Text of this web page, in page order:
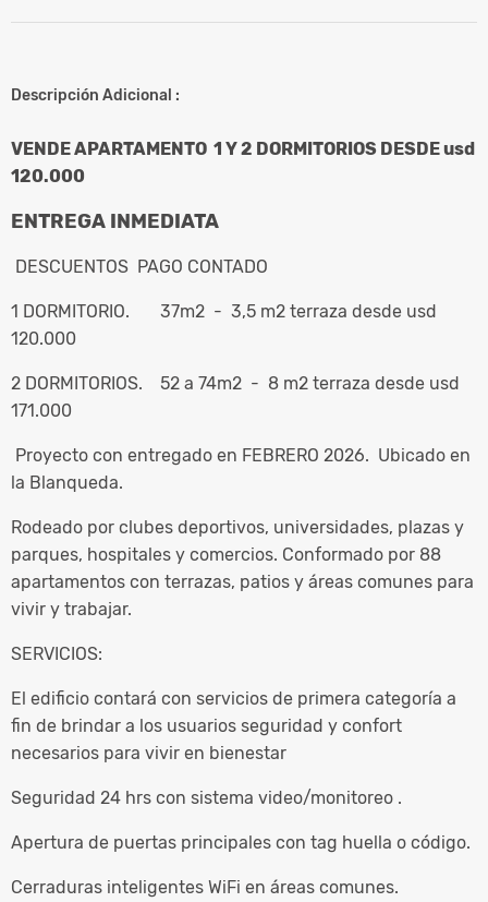
Descripción Adicional :
VENDE APARTAMENTO 1 Y 2 DORMITORIOS DESDE usd
120.000
ENTREGA INMEDIATA
DESCUENTOS PAGO CONTADO
1 DORMITORIO. 37m2 - 3,5 m2 terraza desde usd
120.000
2 DORMITORIOS. 52 a 74m2 - 8 m2 terraza desde usd
171.000
Proyecto con entregado en FEBRERO 2026. Ubicado en
la Blanqueda.
Rodeado por clubes deportivos, universidades, plazas y
parques, hospitales y comercios. Conformado por 88
apartamentos con terrazas, patios y áreas comunes para
vivir y trabajar.
SERVICIOS:
El edificio contará con servicios de primera categoría a
fin de brindar a los usuarios seguridad y confort
necesarios para vivir en bienestar
Seguridad 24 hrs con sistema video/monitoreo .
Apertura de puertas principales con tag huella o código.
Cerraduras inteligentes WiFi en áreas comunes.